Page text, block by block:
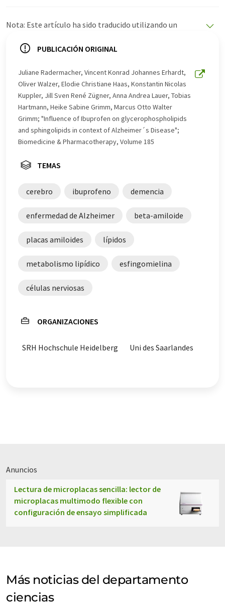
Nota: Este artículo ha sido traducido utilizando un
ofrece estas traducciones automáticas para presentar
este artículo ha sido traducido con traducción
automática, es posible que contenga errores de
vocabulario, sintaxis o gramática. El artículo original en
Inglés se puede encontraraquí
PUBLICACIÓN ORIGINAL
Juliane Radermacher, Vincent Konrad Johannes Erhardt,
Oliver Walzer, Elodie Christiane Haas, Konstantin Nicolas
Kuppler, Jill Sven René Zügner, Anna Andrea Lauer, Tobias
Hartmann, Heike Sabine Grimm, Marcus Otto Walter
Grimm; "Influence of Ibuprofen on glycerophospholipids
and sphingolipids in context of Alzheimer´s Disease";
Biomedicine & Pharmacotherapy, Volume 185
TEMAS
cerebro ibuprofeno demencia
enfermedad de Alzheimer beta-amiloide
placas amiloides lípidos
metabolismo lipídico esfingomielina
células nerviosas
ORGANIZACIONES
SRH Hochschule Heidelberg Uni des Saarlandes
Anuncios
Lectura de microplacas sencilla: lector de
microplacas multimodo flexible con
configuración de ensayo simplificada
Más noticias del departamento
ciencias